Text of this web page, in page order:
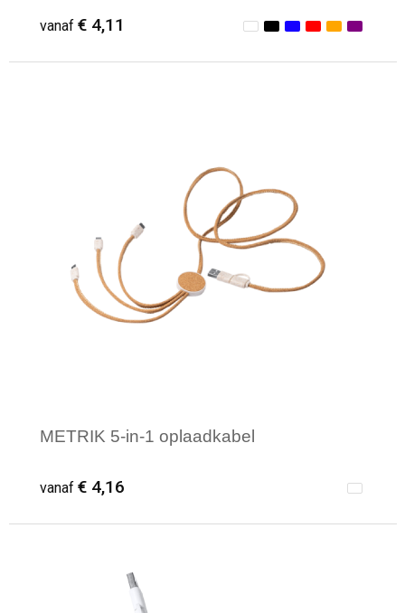
vanaf € 4,11
METRIK 5-in-1 oplaadkabel
vanaf € 4,16
Minimale afname: 10